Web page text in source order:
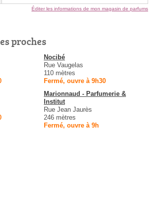
Éditer les informations de mon magasin de parfums
proches
Nocibé
Rue Vaugelas
110 mètres
Fermé, ouvre à 9h30
Marionnaud - Parfumerie &
Institut
Rue Jean Jaurès
246 mètres
Fermé, ouvre à 9h